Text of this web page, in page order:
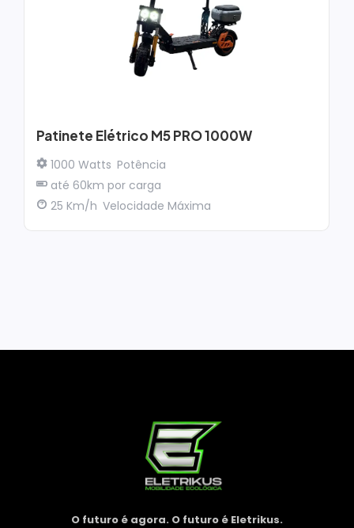
Patinete Elétrico M5 PRO 1000W
1000 Watts Potência
até 60km por carga
25 Km/h Velocidade Máxima
O futuro é agora. O futuro é Eletrikus.